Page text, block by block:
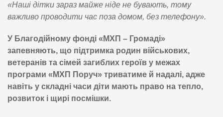
«Наші дітки зараз майже ніде не бувають, тому
важливо проводити час поза домом, без телефону».
У Благодійному фонді «МХП – Громаді»
запевняють, що підтримка родин військових,
ветеранів та сімей загиблих героїв у межах
програми «МХП Поруч» триватиме й надалі, адже
навіть у складні часи діти мають право на тепло,
розвиток і щирі посмішки.